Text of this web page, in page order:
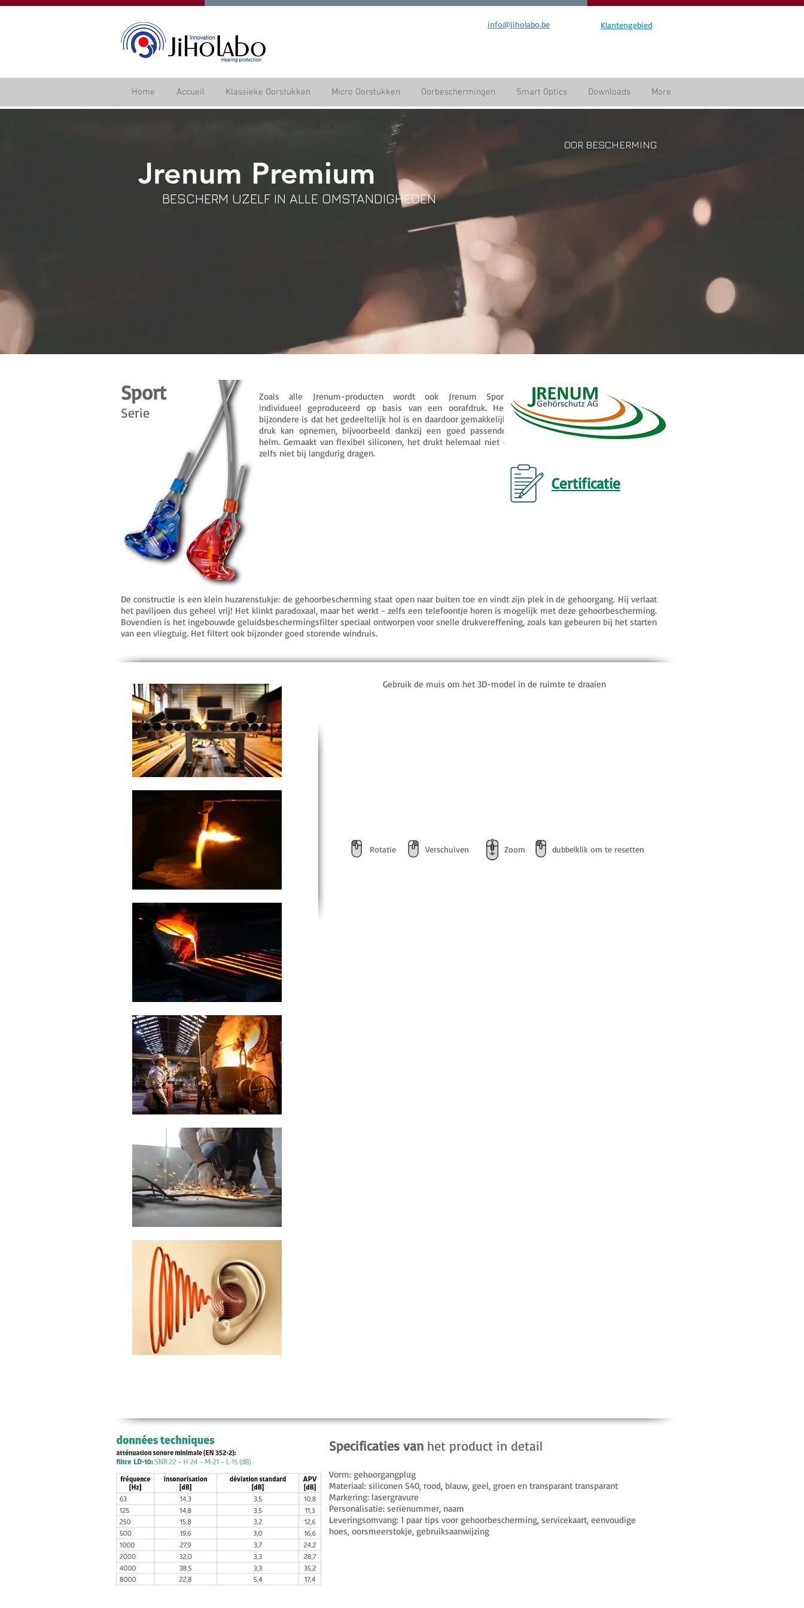
info@jiholabo.be Klantengebied
Home Accueil Klassieke Oorstukken Micro Oorstukken Oorbeschermingen Smart Optics Downloads More
OOR BESCHERMING
Jrenum Premium
BESCHERM UZELF IN ALLE OMSTANDIGHEDEN
Sport
Serie
Zoals alle Jrenum-producten wordt ook Jrenum Sport
individueel geproduceerd op basis van een oorafdruk. Het
bijzondere is dat het gedeeltelijk hol is en daardoor gemakkelijk
druk kan opnemen, bijvoorbeeld dankzij een goed passende
helm. Gemaakt van flexibel siliconen, het drukt helemaal niet -
zelfs niet bij langdurig dragen.
Certificatie
De constructie is een klein huzarenstukje: de gehoorbescherming staat open naar buiten toe en vindt zijn plek in de gehoorgang. Hij verlaat
het paviljoen dus geheel vrij! Het klinkt paradoxaal, maar het werkt - zelfs een telefoontje horen is mogelijk met deze gehoorbescherming.
Bovendien is het ingebouwde geluidsbeschermingsfilter speciaal ontworpen voor snelle drukvereffening, zoals kan gebeuren bij het starten
van een vliegtuig. Het filtert ook bijzonder goed storende windruis.
Rotatie Verschuiven Zoom dubbelklik om te resetten
Gebruik de muis om het 3D-model in de ruimte te draaien
Specificaties van het product in detail
Vorm: gehoorgangplug
Materiaal: siliconen S40, rood, blauw, geel, groen en transparant transparant
Markering: lasergravure
Personalisatie: serienummer, naam
Leveringsomvang: 1 paar tips voor gehoorbescherming, servicekaart, eenvoudige
hoes, oorsmeerstokje, gebruiksaanwijzing